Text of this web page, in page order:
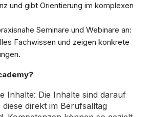
und gibt Orientierung im komplexen
Seminare und Webinare an:
Fachwissen und zeigen konkrete
Inhalte: Die Inhalte sind darauf
diese direkt im Berufsalltag